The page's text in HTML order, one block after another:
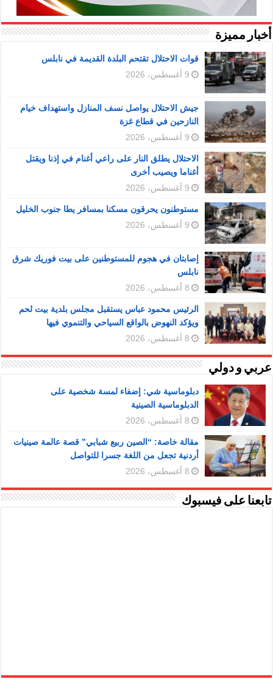
أخبار مميزة
قوات الاحتلال تقتحم البلدة القديمة في نابلس
9 أغسطس، 2026
جيش الاحتلال يواصل نسف المنازل واستهداف خيام
النازحين في قطاع غزة
9 أغسطس، 2026
الاحتلال يطلق النار على راعي أغنام في إذنا ويقتل
أغناما ويصيب أخرى
9 أغسطس، 2026
مستوطنون يحرقون مسكنا بمسافر يطا جنوب الخليل
9 أغسطس، 2026
إصابتان في هجوم للمستوطنين على بيت فوريك شرق
نابلس
8 أغسطس، 2026
الرئيس محمود عباس يستقبل مجلس بلدية بيت لحم
ويؤكد النهوض بالواقع السياحي والتنموي فيها
8 أغسطس، 2026
عربي و دولي
دبلوماسية شي: إضفاء لمسة شخصية على
الدبلوماسية الصينية
8 أغسطس، 2026
مقالة خاصة: “الصين ربيع شبابي” قصة عالمة صينيات
أردنية تجعل من اللغة جسرا للتواصل
8 أغسطس، 2026
تابعنا على فيسبوك